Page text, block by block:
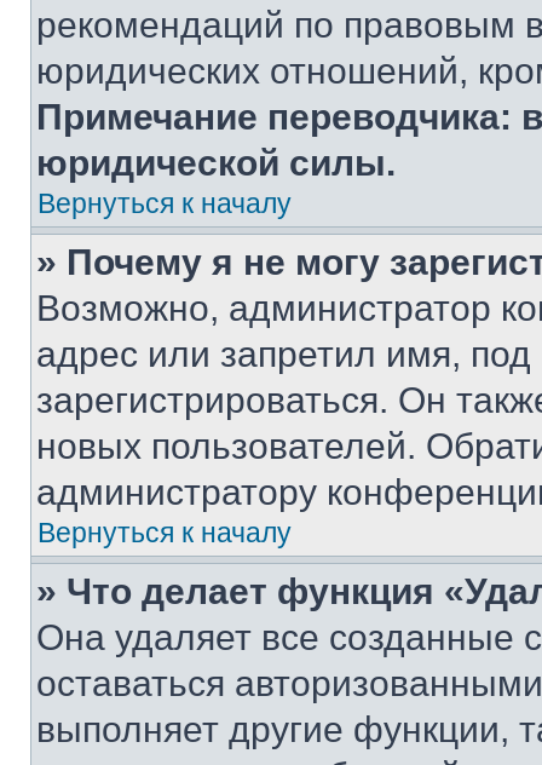
рекомендаций по правовым
юридических отношений,
Примечание переводчика:
юридической силы.
Вернуться к началу
» Почему я не могу
Возможно, администратор
адрес или запретил имя,
зарегистрироваться. Он
новых пользователей.
администратору
Вернуться к началу
» Что делает функция
Она удаляет все созданные
оставаться
выполняет другие функции,